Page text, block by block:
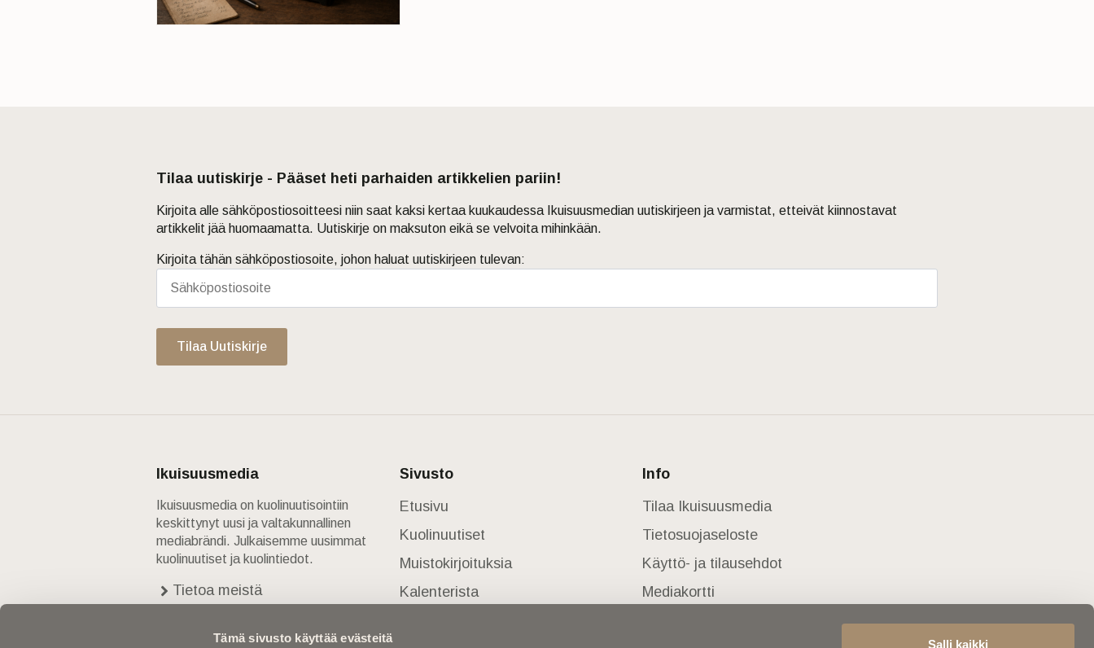
Tämä sivusto käyttää evästeitä Salli kaikki
Tilaa uutiskirje - Pääset heti parhaiden artikkelien pariin!
Kirjoita alle sähköpostiosoitteesi niin saat kaksi kertaa kuukaudessa Ikuisuusmedian uutiskirjeen ja varmistat, etteivät kiinnostavat
artikkelit jää huomaamatta. Uutiskirje on maksuton eikä se velvoita mihinkään.
Kirjoita tähän sähköpostiosoite, johon haluat uutiskirjeen tulevan:
Tilaa Uutiskirje
Ikuisuusmedia
Ikuisuusmedia on kuolinuutisointiin
keskittynyt uusi ja valtakunnallinen
mediabrändi. Julkaisemme uusimmat
kuolinuutiset ja kuolintiedot.
Tietoa meistä
Yhteystiedot
Sivusto
Etusivu
Kuolinuutiset
Muistokirjoituksia
Kalenterista
Info
Tilaa Ikuisuusmedia
Tietosuojaseloste
Käyttö- ja tilausehdot
Mediakortti